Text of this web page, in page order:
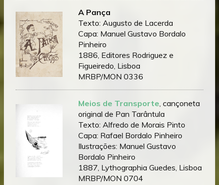
A Pança
Texto: Augusto de Lacerda
Capa: Manuel Gustavo Bordalo
Pinheiro
1886, Editores Rodriguez e
Figueiredo, Lisboa
MRBP/MON 0336
Meios de Transporte , cançoneta
original de Pan Tarântula
Texto: Alfredo de Morais Pinto
Capa: Rafael Bordalo Pinheiro
Ilustrações: Manuel Gustavo
Bordalo Pinheiro
1887, Lythographia Guedes, Lisboa
MRBP/MON 0704